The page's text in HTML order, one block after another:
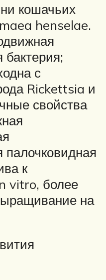
кошачьих
henselae.
бактерия;
с
Rickettsia и
свойства
палочковидная
к
vitro, более
на